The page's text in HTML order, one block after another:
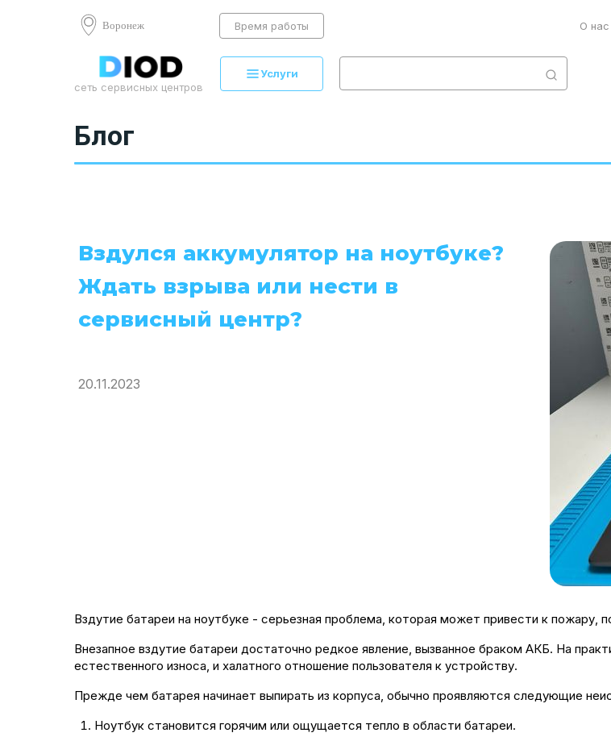
Воронеж Время работы О нас
сеть сервисных центров
Услуги
Блог
Вздулся аккумулятор на ноутбуке?
Ждать взрыва или нести в
сервисный центр?
20.11.2023
Вздутие батареи на ноутбуке - серьезная проблема, которая может привести к пожару,
Внезапное вздутие батареи достаточно редкое явление, вызванное браком АКБ. На
естественного износа, и халатного отношение пользователя к устройству.
Прежде чем батарея начинает выпирать из корпуса, обычно проявляются следующие
Ноутбук становится горячим или ощущается тепло в области батареи.